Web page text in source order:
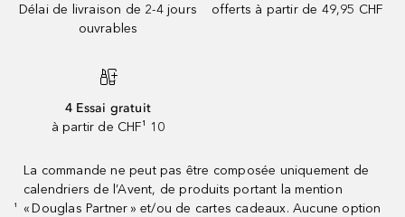
Délai de livraison de 2-4 jours
ouvrables
offerts à partir de 49,95 CHF
4 Essai gratuit
à partir de CHF¹ 10
¹
La commande ne peut pas être composée uniquement de
calendriers de l’Avent, de produits portant la mention
« Douglas Partner » et/ou de cartes cadeaux. Aucune option